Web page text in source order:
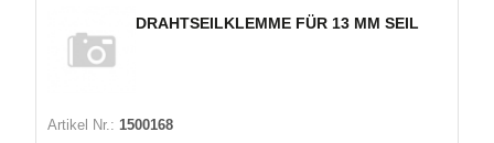
DRAHTSEILKLEMME FÜR 13 MM SEIL
Artikel Nr.: 1500168